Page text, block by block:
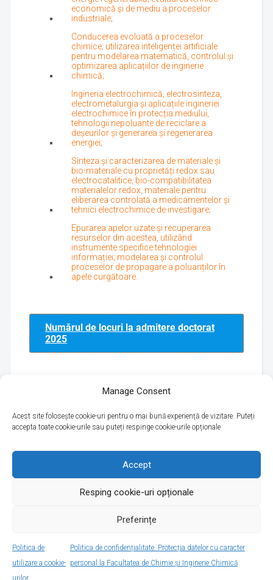
Manage Consent
Acest site folosește cookie-uri pentru o mai bună experiență de vizitare. Puteți
accepta toate cookie-urile sau puteți respinge cookie-urile opționale
Accept
Resping cookie-uri opționale
Preferințe
Politica de
utilizare a cookie-
urilor
Politica de confidențialitate. Protecția datelor cu caracter
personal la Facultatea de Chimie și Inginerie Chimică
economică și de mediu a proceselor
industriale;
Conducerea evoluată a proceselor
chimice; utilizarea inteligenței artificiale
pentru modelarea matematică, controlul și
optimizarea aplicațiilor de inginerie
chimică;
Ingineria electrochimică, electrosinteza,
electrometalurgia și aplicațiile ingineriei
electrochimice în protecția mediului,
tehnologii nepoluante de reciclare a
deșeurilor și generarea și regenerarea
energiei;
Sinteza și caracterizarea de materiale și
bio-materiale cu proprietăți redox sau
electrocatalitice, bio-compatibilitatea
materialelor redox, materiale pentru
eliberarea controlată a medicamentelor și
tehnici electrochimice de investigare;
Epurarea apelor uzate și recuperarea
resurselor din acestea, utilizând
instrumente specifice tehnologiei
informației; modelarea și controlul
proceselor de propagare a poluanților în
apele curgătoare.
Numărul de locuri la admitere doctorat
2025
Copyright © 2026 Facultatea de Chimie și Inginerie Chimică